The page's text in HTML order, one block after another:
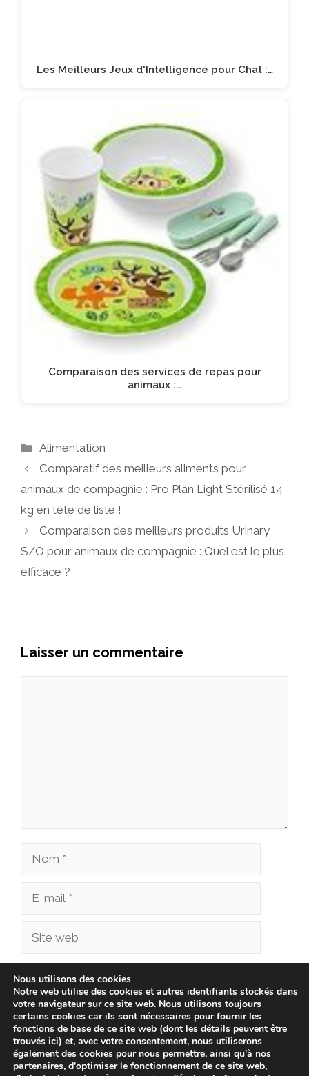
Les Meilleurs Jeux d'Intelligence pour Chat :…
Comparaison des services de repas pour
animaux :…
Catégories
Alimentation
Comparatif des meilleurs aliments pour
animaux de compagnie : Pro Plan Light Stérilisé 14
kg en tête de liste !
Comparaison des meilleurs produits Urinary
S/O pour animaux de compagnie : Quel est le plus
efficace ?
Laisser un commentaire
Nom
Site
Enregistrer mon nom, mon e-mail et mon site
dans le navigateur pour mon prochain
commentaire.
Nous utilisons des cookies
Notre web utilise des cookies et autres identifiants stockés dans
votre navigateur sur ce site web. Nous utilisons toujours
certains cookies car ils sont nécessaires pour fournir les
fonctions de base de ce site web (dont les détails peuvent être
trouvés ici) et, avec votre consentement, nous utiliserons
également des cookies pour nous permettre, ainsi qu'à nos
partenaires, d'optimiser le fonctionnement de ce site web,